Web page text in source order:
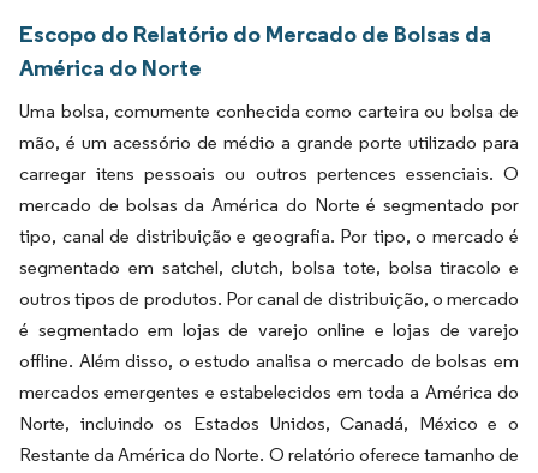
Escopo do Relatório do Mercado de Bolsas da
América do Norte
Uma bolsa, comumente conhecida como carteira ou bolsa de
mão, é um acessório de médio a grande porte utilizado para
carregar itens pessoais ou outros pertences essenciais. O
mercado de bolsas da América do Norte é segmentado por
tipo, canal de distribuição e geografia. Por tipo, o mercado é
segmentado em satchel, clutch, bolsa tote, bolsa tiracolo e
outros tipos de produtos. Por canal de distribuição, o mercado
é segmentado em lojas de varejo online e lojas de varejo
offline. Além disso, o estudo analisa o mercado de bolsas em
mercados emergentes e estabelecidos em toda a América do
Norte, incluindo os Estados Unidos, Canadá, México e o
Restante da América do Norte. O relatório oferece tamanho de